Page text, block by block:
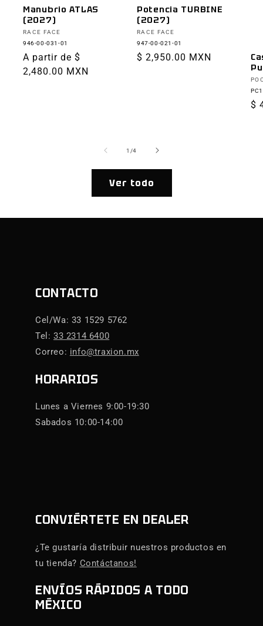
Manubrio ATLAS
(2027)
Proveedor:
RACE FACE
946-00-031-01
Precio
habitual
A partir de $
2,480.00 MXN
Potencia TURBINE
(2027)
Proveedor:
RACE FACE
947-00-021-01
Precio
$ 2,950.00 MXN
$
1 /de
4
Ver todo
CONTACTO
Cel/Wa: 33 1529 5762
Tel:33 2314 6400
Correo: info@traxion.mx
HORARIOS
Lunes a Viernes 9:00-19:30
Sabados 10:00-14:00
CONVIÉRTETE EN DEALER
¿Te gustaría distribuir nuestros productos en
tu tienda? Contáctanos!
ENVÍOS RÁPIDOS A TODO
MÉXICO